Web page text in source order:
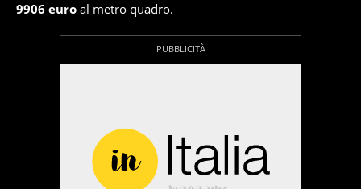
9906 euro al metro quadro.